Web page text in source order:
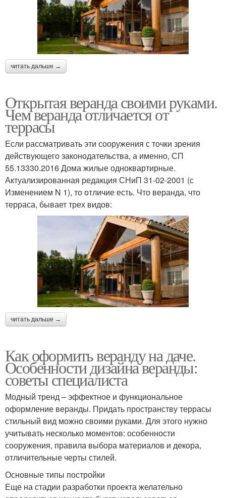
читать дальше →
Открытая веранда своими руками.
Чем веранда отличается от
террасы
Если рассматривать эти сооружения с точки зрения
действующего законодательства, а именно, СП
55.13330.2016 Дома жилые одноквартирные.
Актуализированная редакция СНиП 31-02-2001 (с
Изменением N 1), то отличие есть. Что веранда, что
терраса, бывает трех видов:
читать дальше →
Как оформить веранду на даче.
Особенности дизайна веранды:
советы специалиста
Модный тренд – эффектное и функциональное
оформление веранды. Придать пространству террасы
стильный вид можно своими руками. Для этого нужно
учитывать несколько моментов: особенности
сооружения, правила выбора материалов и декора,
отличительные черты стилей.
Основные типы постройки
Еще на стадии разработки проекта желательно